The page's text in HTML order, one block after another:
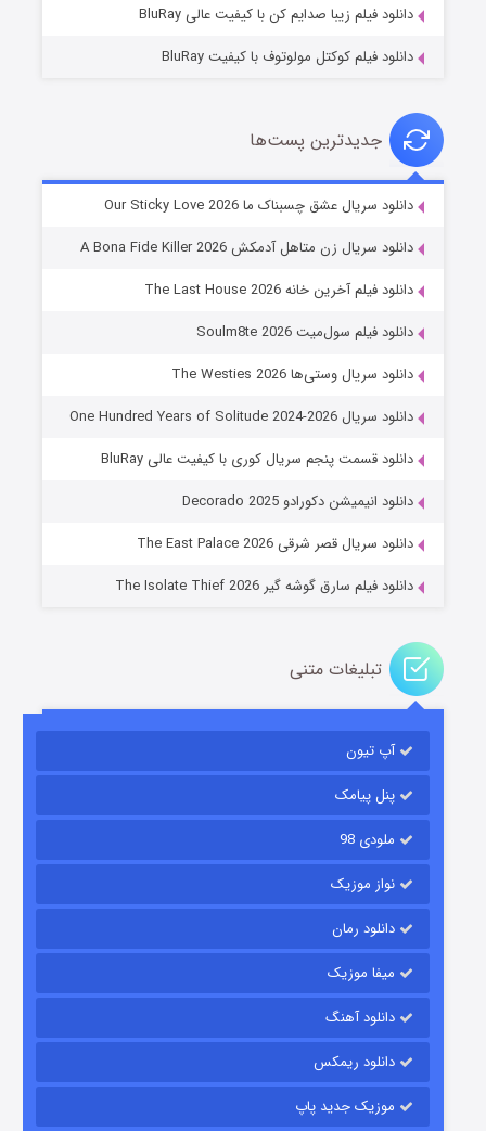
شوهر
عملیات آپارتمان
قسمت۲ (زیرنویس) منتشر شد
شکست استوارت در نجات جهان
قسمت
دانلود فیلم زیبا صدایم کن با کیفیت عالی BluRay
دانلود فیلم کوکتل مولوتوف با کیفیت BluRay
جدیدترین پست‌ها
دانلود سریال عشق چسبناک ما Our Sticky Love 2026
دانلود سریال زن متاهل آدمکش A Bona Fide Killer 2026
دانلود فیلم آخرین خانه The Last House 2026
دانلود فیلم سول‌میت Soulm8te 2026
دانلود سریال وستی‌ها The Westies 2026
دانلود سریال One Hundred Years of Solitude 2024-2026
دانلود قسمت پنجم سریال کوری با کیفیت عالی BluRay
دانلود انیمیشن دکورادو Decorado 2025
دانلود سریال قصر شرقی The East Palace 2026
دانلود فیلم سارق گوشه گیر The Isolate Thief 2026
تبلیغات متنی
آپ تیون
پنل پیامک
ملودی 98
نواز موزیک
دانلود رمان
میفا موزیک
دانلود آهنگ
دانلود ریمکس
موزیک جدید پاپ